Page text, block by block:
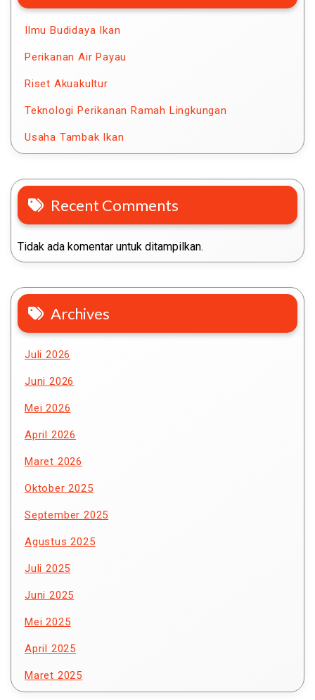
Ilmu Budidaya Ikan
Perikanan Air Payau
Riset Akuakultur
Teknologi Perikanan Ramah Lingkungan
Usaha Tambak Ikan
Recent Comments
Tidak ada komentar untuk ditampilkan.
Archives
Juli 2026
Juni 2026
Mei 2026
April 2026
Maret 2026
Oktober 2025
September 2025
Agustus 2025
Juli 2025
Juni 2025
Mei 2025
April 2025
Maret 2025